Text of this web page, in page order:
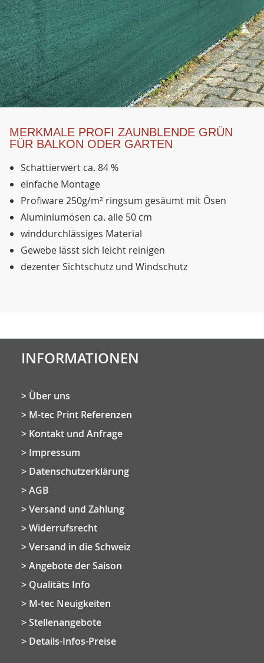
MERKMALE PROFI ZAUNBLENDE GRÜN
FÜR BALKON ODER GARTEN
Schattierwert ca. 84 %
einfache Montage
Profiware 250g/m² ringsum gesäumt mit Ösen
Aluminiumösen ca. alle 50 cm
winddurchlässiges Material
Gewebe lässt sich leicht reinigen
dezenter Sichtschutz und Windschutz
INFORMATIONEN
Über uns
M-tec Print Referenzen
Kontakt und Anfrage
Impressum
Datenschutzerklärung
AGB
Versand und Zahlung
Widerrufsrecht
Versand in die Schweiz
Angebote der Saison
Qualitäts Info
M-tec Neuigkeiten
Stellenangebote
Details-Infos-Preise